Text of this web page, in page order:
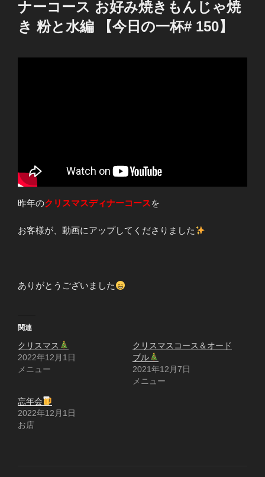
ナーコース お好み焼きもんじゃ焼
き 粉と水編 【今日の一杯# 150】
昨年のクリスマスディナーコースを
お客様が、動画にアップしてくださりました
ありがとうございました
関連
クリスマス
2022年12月1日
メニュー
クリスマスコース＆オード
ブル
2021年12月7日
メニュー
忘年会
2022年12月1日
お店